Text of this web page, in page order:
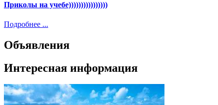
Приколы на учебе))))))))))))))))
Подробнее ...
Объявления
Интересная информация